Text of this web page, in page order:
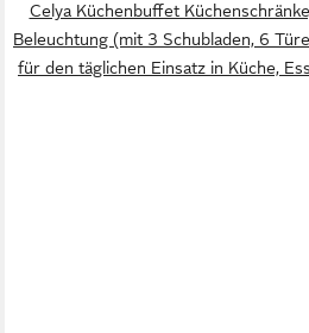
Celya Küchenbuffet
Beleuchtung (mit 3 Schubladen, 6
für den täglichen Einsatz in Küche,